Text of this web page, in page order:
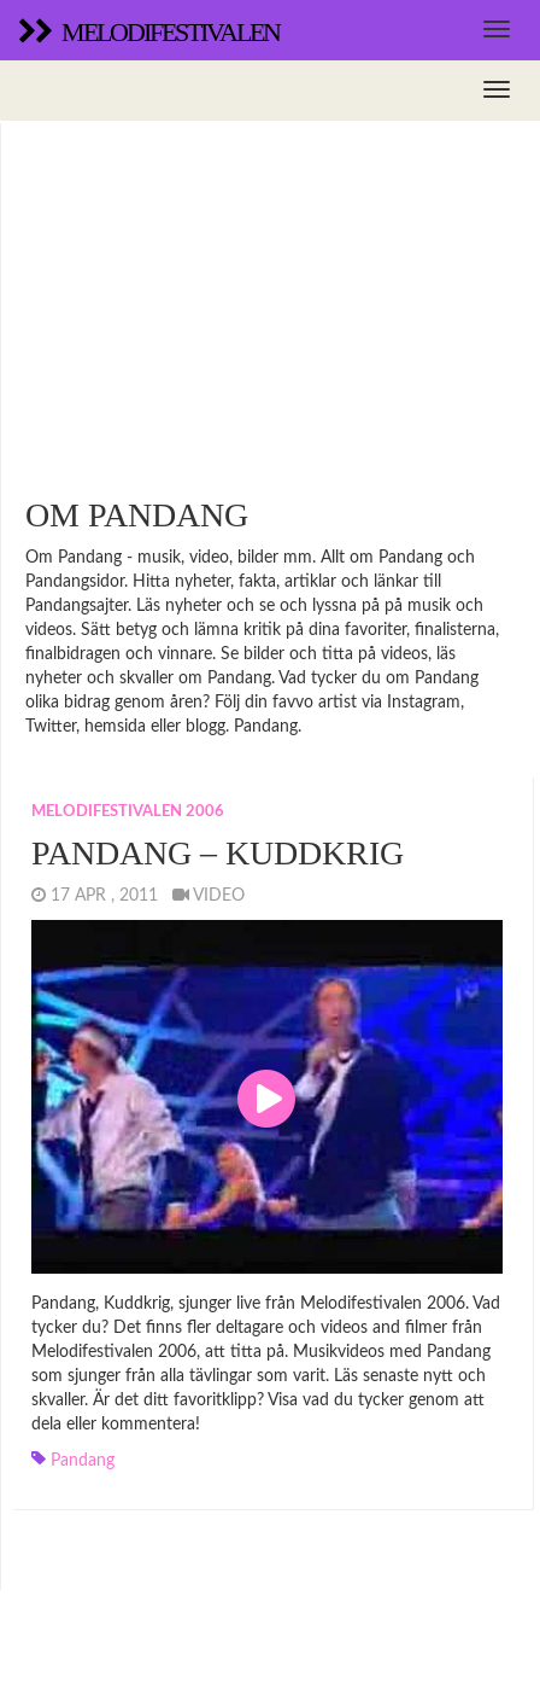
MELODIFESTIVALEN
OM PANDANG
Om Pandang - musik, video, bilder mm. Allt om Pandang och
Pandangsidor. Hitta nyheter, fakta, artiklar och länkar till
Pandangsajter. Läs nyheter och se och lyssna på på musik och
videos. Sätt betyg och lämna kritik på dina favoriter, finalisterna,
finalbidragen och vinnare. Se bilder och titta på videos, läs
nyheter och skvaller om Pandang. Vad tycker du om Pandang
olika bidrag genom åren? Följ din favvo artist via Instagram,
Twitter, hemsida eller blogg. Pandang.
MELODIFESTIVALEN 2006
PANDANG – KUDDKRIG
17 APR , 2011 VIDEO
Pandang, Kuddkrig, sjunger live från Melodifestivalen 2006. Vad
tycker du? Det finns fler deltagare och videos and filmer från
Melodifestivalen 2006, att titta på. Musikvideos med Pandang
som sjunger från alla tävlingar som varit. Läs senaste nytt och
skvaller. Är det ditt favoritklipp? Visa vad du tycker genom att
dela eller kommentera!
Pandang